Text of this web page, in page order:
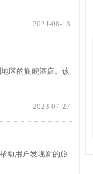
2024-08-13
区的旗舰酒店。该
2023-07-27
助用户发现新的旅
如何旅游分享网